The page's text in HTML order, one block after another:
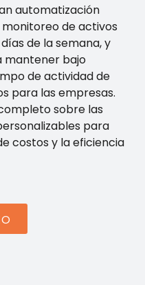
automatización
de activos
de la semana, y
mantener bajo
de actividad de
para las empresas.
sobre las
para
costos y la eficiencia